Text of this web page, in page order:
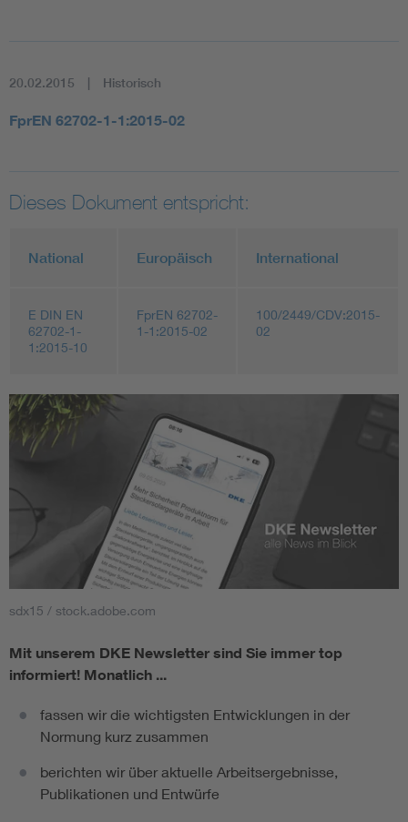
20.02.2015 Historisch
FprEN 62702-1-1:2015-02
Dieses Dokument entspricht:
National Europäisch International
E DIN EN
62702-1-
1:2015-10
FprEN 62702-
1-1:2015-02
100/2449/CDV:2015-
02
sdx15 / stock.adobe.com
Mit unserem DKE Newsletter sind Sie immer top
informiert! Monatlich ...
fassen wir die wichtigsten Entwicklungen in der
Normung kurz zusammen
berichten wir über aktuelle Arbeitsergebnisse,
Publikationen und Entwürfe